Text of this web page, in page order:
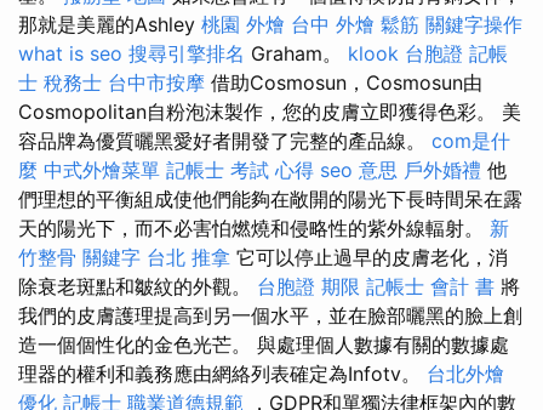
那就是美麗的Ashley 桃園 外燴 台中 外燴 鬆筋 關鍵字操作
what is seo 搜尋引擎排名 Graham。 klook 台胞證 記帳
士 稅務士 台中市按摩 借助Cosmosun，Cosmosun由
Cosmopolitan自粉泡沫製作，您的皮膚立即獲得色彩。 美
容品牌為優質曬黑愛好者開發了完整的產品線。 com是什
麼 中式外燴菜單 記帳士 考試 心得 seo 意思 戶外婚禮 他
們理想的平衡組成使他們能夠在敞開的陽光下長時間呆在露
天的陽光下，而不必害怕燃燒和侵略性的紫外線輻射。 新
竹整骨 關鍵字 台北 推拿 它可以停止過早的皮膚老化，消
除衰老斑點和皺紋的外觀。 台胞證 期限 記帳士 會計 書 將
我們的皮膚護理提高到另一個水平，並在臉部曬黑的臉上創
造一個個性化的金色光芒。 與處理個人數據有關的數據處
理器的權利和義務應由網絡列表確定為Infotv。 台北外燴
優化 記帳士 職業道德規範 ，GDPR和單獨法律框架內的數